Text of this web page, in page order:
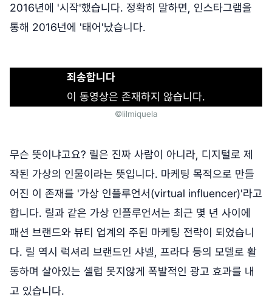
2016년에 '시작'했습니다. 정확히 말하면, 인스타그램을
통해 2016년에 '태어'났습니다.
죄송합니다
이 동영상은 존재하지 않습니다.
©lilmiquela
무슨 뜻이냐고요? 릴은 진짜 사람이 아니라, 디지털로 제
작된 가상의 인물이라는 뜻입니다. 마케팅 목적으로 만들
어진 이 존재를 '가상 인플루언서(virtual influencer)'라고
합니다. 릴과 같은 가상 인플루언서는 최근 몇 년 사이에
패션 브랜드와 뷰티 업계의 주된 마케팅 전략이 되었습니
다. 릴 역시 럭셔리 브랜드인 샤넬, 프라다 등의 모델로 활
동하며 살아있는 셀럽 못지않게 폭발적인 광고 효과를 내
고 있습니다.